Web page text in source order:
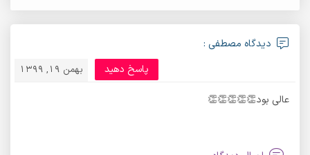
دیدگاه مصطفی :
بهمن 19, 1399 پاسخ دهید
عالی بود👏👏👏👏👏